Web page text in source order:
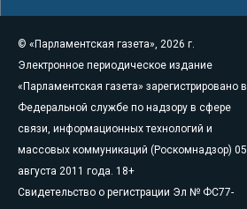
© «Парламентская газета», 2026 г.
Электронное периодическое издание
«Парламентская газета» зарегистрировано в
Федеральной службе по надзору в сфере
связи, информационных технологий и
массовых коммуникаций (Роскомнадзор) 05
августа 2011 года. 18+
Свидетельство о регистрации Эл № ФС77-